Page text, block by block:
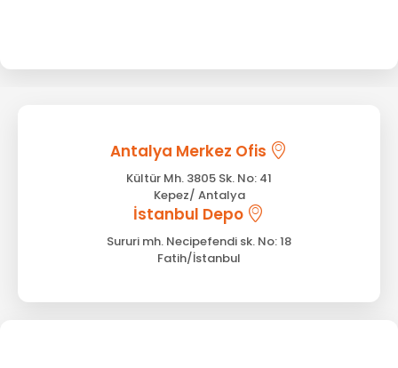
Antalya Merkez Ofis
Kültür Mh. 3805 Sk. No: 41
Kepez/ Antalya
İstanbul Depo
Sururi mh. Necipefendi sk. No: 18
Fatih/İstanbul